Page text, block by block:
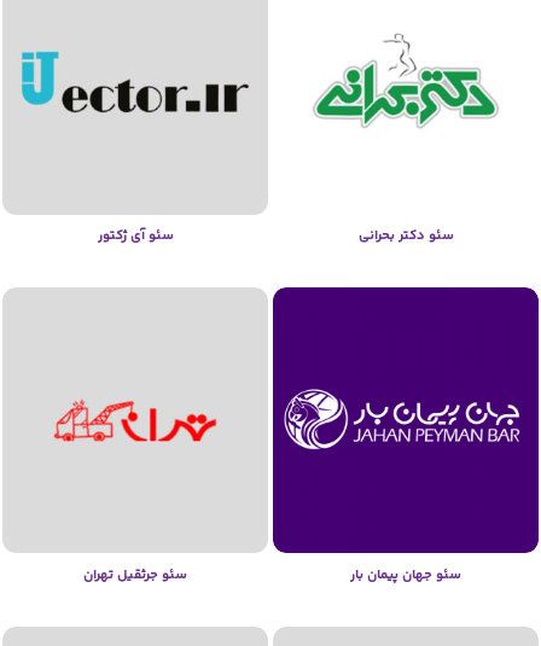
سئو دکتر بحرانی سئو آی ژکتور
سئو جهان پیمان بار سئو جرثقیل تهران